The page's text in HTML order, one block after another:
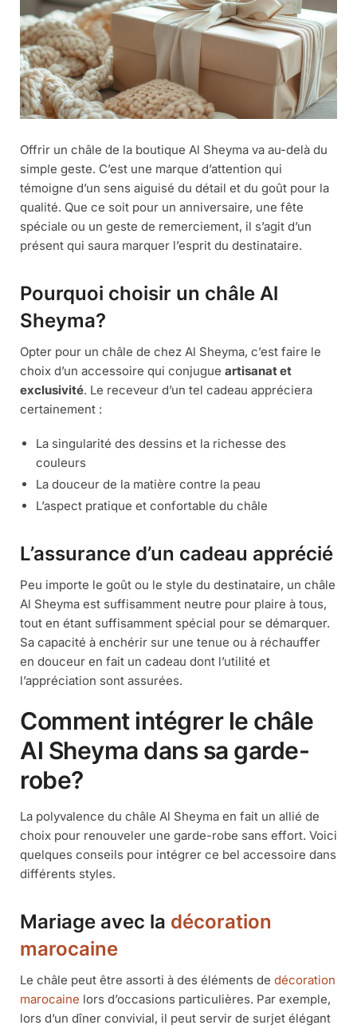
Offrir un châle de la boutique Al Sheyma va au-delà du
simple geste. C’est une marque d’attention qui
témoigne d’un sens aiguisé du détail et du goût pour la
qualité. Que ce soit pour un anniversaire, une fête
spéciale ou un geste de remerciement, il s’agit d’un
présent qui saura marquer l’esprit du destinataire.
Pourquoi choisir un châle Al
Sheyma?
Opter pour un châle de chez Al Sheyma, c’est faire le
choix d’un accessoire qui conjugue artisanat et
exclusivité. Le receveur d’un tel cadeau appréciera
certainement :
La singularité des dessins et la richesse des
couleurs
La douceur de la matière contre la peau
L’aspect pratique et confortable du châle
L’assurance d’un cadeau apprécié
Peu importe le goût ou le style du destinataire, un châle
Al Sheyma est suffisamment neutre pour plaire à tous,
tout en étant suffisamment spécial pour se démarquer.
Sa capacité à enchérir sur une tenue ou à réchauffer
en douceur en fait un cadeau dont l’utilité et
l’appréciation sont assurées.
Comment intégrer le châle
Al Sheyma dans sa garde-
robe?
La polyvalence du châle Al Sheyma en fait un allié de
choix pour renouveler une garde-robe sans effort. Voici
quelques conseils pour intégrer ce bel accessoire dans
différents styles.
Mariage avec la décoration
marocaine
Le châle peut être assorti à des éléments de décoration
marocaine lors d’occasions particulières. Par exemple,
lors d’un dîner convivial, il peut servir de surjet élégant